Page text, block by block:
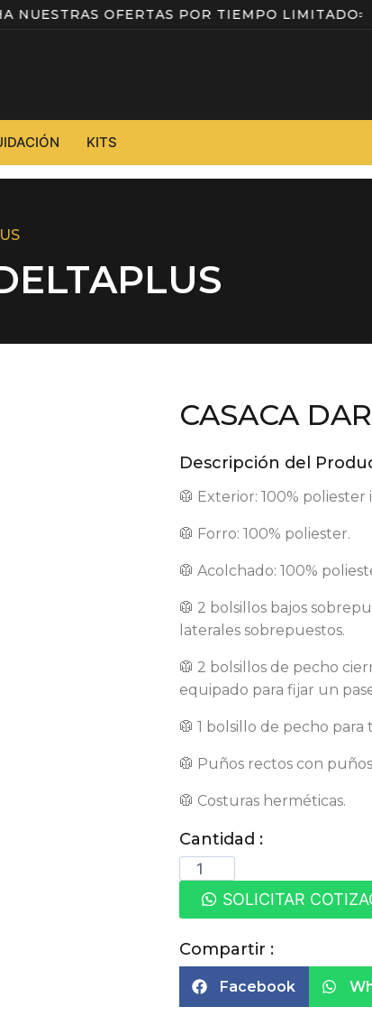
NUESTRAS OFERTAS POR TIEMPO LIMITADO
KITS
CASACA
Descripción del
🥼 Exterior: 100%
🥼 Forro: 100% poliester.
🥼 Acolchado: 100%
🥼 2 bolsillos bajos
laterales sobrepuestos.
🥼 2 bolsillos de pecho
equipado para fijar un
🥼 1 bolsillo de pecho
🥼 Puños rectos con
🥼 Costuras herméticas.
Cantidad :
SOLICITAR
Compartir :
Facebook